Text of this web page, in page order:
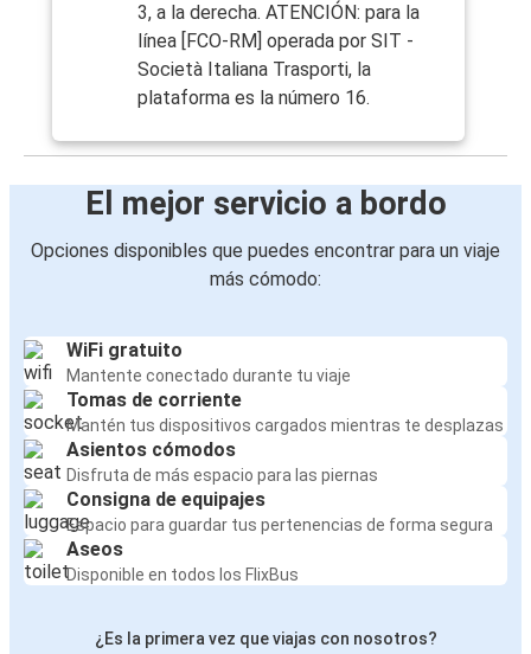
3, a la derecha. ATENCIÓN: para la
línea [FCO-RM] operada por SIT -
Società Italiana Trasporti, la
plataforma es la número 16.
El mejor servicio a bordo
Opciones disponibles que puedes encontrar para un viaje
más cómodo:
WiFi gratuito
Mantente conectado durante tu viaje
Tomas de corriente
Mantén tus dispositivos cargados mientras te desplazas
Asientos cómodos
Disfruta de más espacio para las piernas
Consigna de equipajes
Espacio para guardar tus pertenencias de forma segura
Aseos
Disponible en todos los FlixBus
¿Es la primera vez que viajas con nosotros?